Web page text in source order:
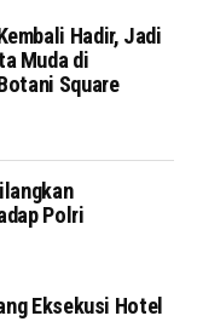
Hadir, Jadi
Muda di
Square
Polri
Eksekusi Hotel